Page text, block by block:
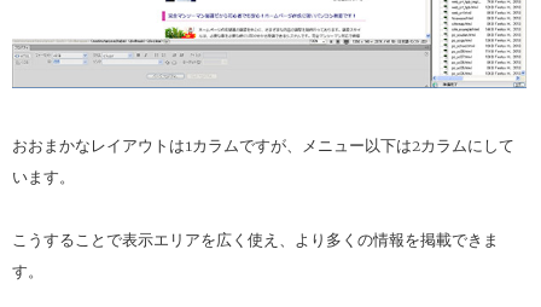
おおまかなレイアウトは1カラムですが、メニュー以下は2カラムにして
います。
こうすることで表示エリアを広く使え、より多くの情報を掲載できま
す。